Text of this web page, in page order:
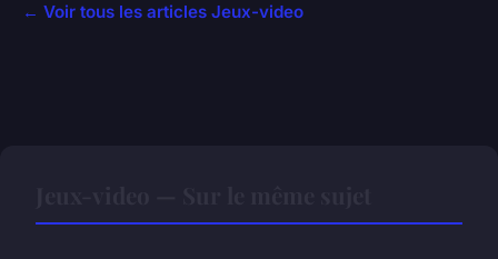
← Voir tous les articles Jeux-video